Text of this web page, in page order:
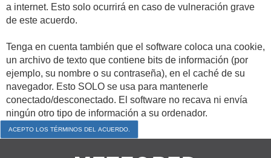
a internet. Esto solo ocurrirá en caso de vulneración grave
de este acuerdo.
Tenga en cuenta también que el software coloca una cookie,
un archivo de texto que contiene bits de información (por
ejemplo, su nombre o su contraseña), en el caché de su
navegador. Esto SOLO se usa para mantenerle
conectado/desconectado. El software no recava ni envía
ningún otro tipo de información a su ordenador.